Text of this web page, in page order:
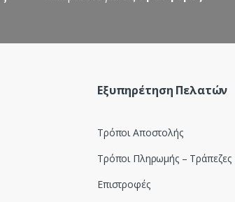
Εξυπηρέτηση Πελατών
Τρόποι Αποστολής
Τρόποι Πληρωμής – Τράπεζες
Επιστροφές